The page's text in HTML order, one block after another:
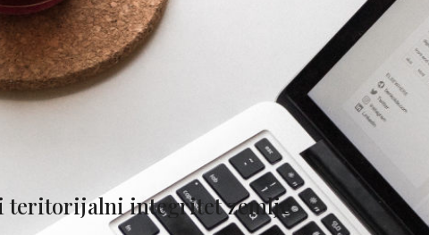
teritorijalni integritet zemlje